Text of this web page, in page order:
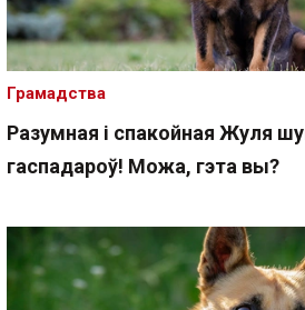
Разумная і спакойная Жуля
гаспадароў! Можа, гэта вы?
Грамадства